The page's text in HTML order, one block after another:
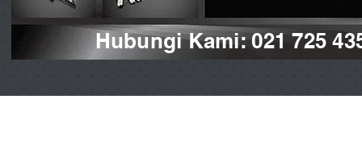
Hubungi Kami: 021 725